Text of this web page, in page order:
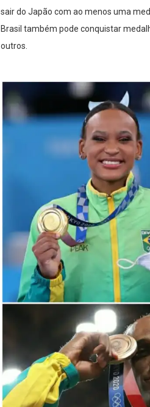
sair do Japão com ao menos uma
Brasil também pode conquistar
outros.